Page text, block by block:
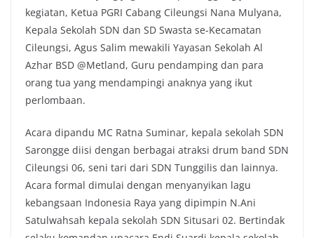
kegiatan, Ketua PGRI Cabang Cileungsi Nana Mulyana,
Kepala Sekolah SDN dan SD Swasta se-Kecamatan
Cileungsi, Agus Salim mewakili Yayasan Sekolah Al
Azhar BSD @Metland, Guru pendamping dan para
orang tua yang mendampingi anaknya yang ikut
perlombaan.
Acara dipandu MC Ratna Suminar, kepala sekolah SDN
Sarongge diisi dengan berbagai atraksi drum band SDN
Cileungsi 06, seni tari dari SDN Tunggilis dan lainnya.
Acara formal dimulai dengan menyanyikan lagu
kebangsaan Indonesia Raya yang dipimpin N.Ani
Satulwahsah kepala sekolah SDN Situsari 02. Bertindak